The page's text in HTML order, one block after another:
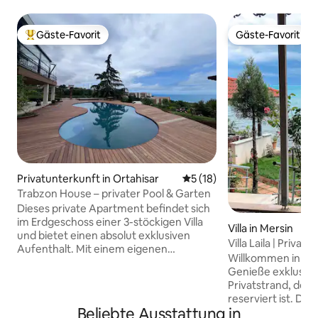
Beliebter Gäste-Favorit.
Gäste-Favorit
Privatunterkunft in Ortahisar Durchschnittliche
5 (18)
Trabzon House – privater Pool & Garten
Dieses private Apartment befindet sich
im Erdgeschoss einer 3-stöckigen Villa
und bietet einen absolut exklusiven
Aufenthalt. Mit einem eigenen
Gäste-Favorit
Gäste-Favorit
Villa in Mersin
Villa Laila |
Familien
Willkommen in
Genieße
Privatstrand, der
reserviert ist.